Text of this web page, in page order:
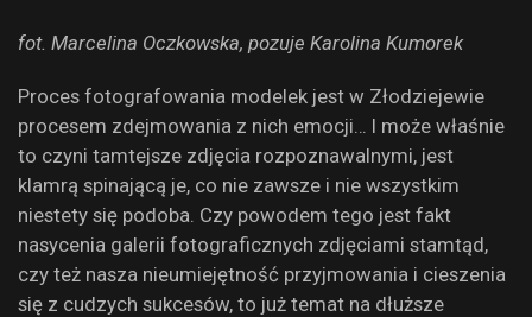
fot. Marcelina Oczkowska, pozuje Karolina Kumorek
Proces fotografowania modelek jest w Złodziejewie
procesem zdejmowania z nich emocji… I może właśnie
to czyni tamtejsze zdjęcia rozpoznawalnymi, jest
klamrą spinającą je, co nie zawsze i nie wszystkim
niestety się podoba. Czy powodem tego jest fakt
nasycenia galerii fotograficznych zdjęciami stamtąd,
czy też nasza nieumiejętność przyjmowania i cieszenia
się z cudzych sukcesów, to już temat na dłuższe